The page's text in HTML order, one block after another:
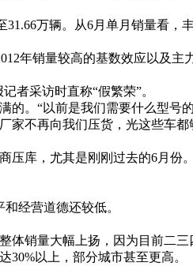
万辆。从6月单月销量看，
年销量较高的基数效应以及主
者采访时直称“假繁荣”。
。“以前是我们需要什么型号
不再向我们压货，光这些车都
库，尤其是刚刚过去的6月份
经营道德还较低。
销量大幅上扬，因为目前二三
以上，部分城市甚至更高。